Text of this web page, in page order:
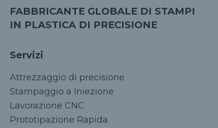
FABBRICANTE GLOBALE DI STAMPI
IN PLASTICA DI PRECISIONE
Servizi
Attrezzaggio di precisione
Stampaggio a Iniezione
Lavorazione CNC
Prototipazione Rapida